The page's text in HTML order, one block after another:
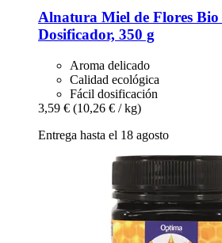
Alnatura Miel de Flores
Dosificador, 350 g
Aroma delicado
Calidad ecológica
Fácil dosificación
3,59 € (10,26 € / kg)
Entrega hasta el 18 agosto